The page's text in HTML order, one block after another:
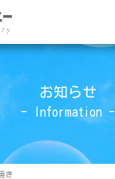
お知らせ
- Information -
き